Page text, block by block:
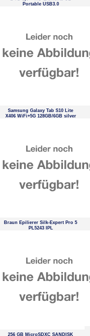
Portable USB3.0
Samsung Galaxy Tab S10 Lite
X406 WiFi+5G 128GB/6GB silver
Braun Epilierer Silk-Expert Pro 5
PL5243 IPL
256 GB MicroSDXC SANDISK